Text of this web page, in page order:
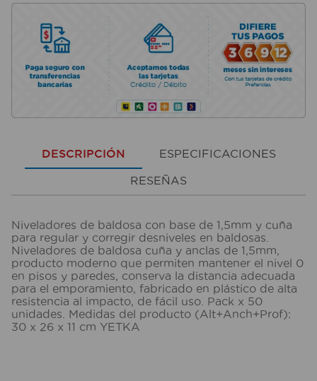
DESCRIPCIÓN ESPECIFICACIONES
RESEÑAS
Niveladores de baldosa con base de 1,5mm y cuña
para regular y corregir desniveles en baldosas.
Niveladores de baldosa cuña y anclas de 1,5mm,
producto moderno que permiten mantener el nivel 0
en pisos y paredes, conserva la distancia adecuada
para el emporamiento, fabricado en plástico de alta
resistencia al impacto, de fácil uso. Pack x 50
unidades. Medidas del producto (Alt+Anch+Prof):
30 x 26 x 11 cm YETKA